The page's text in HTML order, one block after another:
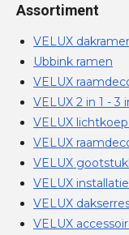
Assortiment
VELUX
Ubbink ramen
VELUX
VELUX 2 in 1 - 3
VELUX
VELUX
VELUX
VELUX
VELUX
VELUX